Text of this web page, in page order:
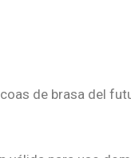
de brasa del